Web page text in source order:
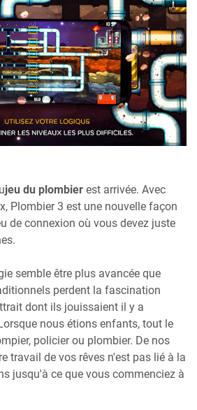
jeu du plombier est arrivée. Avec
Plombier 3 est une nouvelle façon
de connexion où vous devez juste
semble être plus avancée que
perdent la fascination
dont ils jouissaient il y a
nous étions enfants, tout le
policier ou plombier. De nos
travail de vos rêves n'est pas lié à la
jusqu'à ce que vous commenciez à